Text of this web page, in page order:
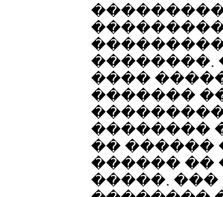
��������.
����
�������
��������
�� ������
������ ��
�����.